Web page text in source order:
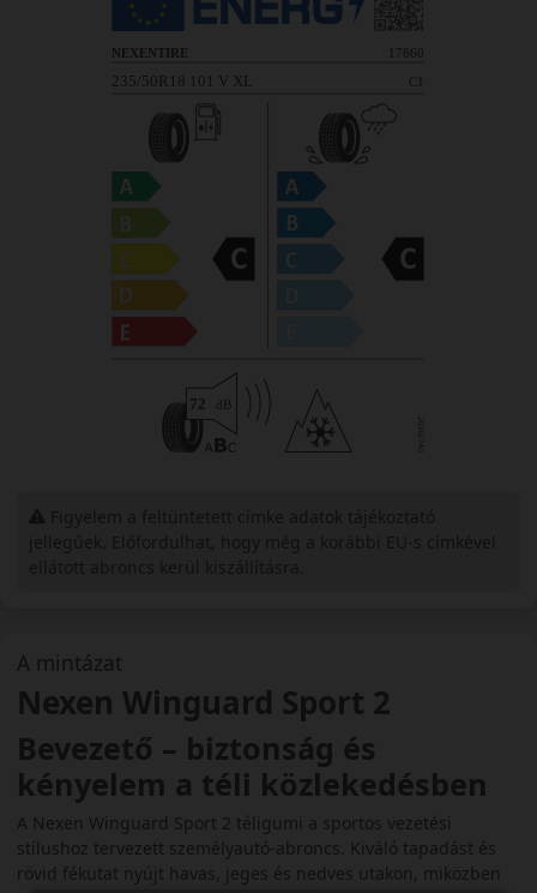
A mintázat
Nexen Winguard Sport 2
Bevezető – biztonság és
kényelem a téli közlekedésben
A Nexen Winguard Sport 2 téligumi a sportos vezetési
stílushoz tervezett személyautó-abroncs. Kiváló tapadást és
rövid fékutat nyújt havas, jeges és nedves utakon, miközben